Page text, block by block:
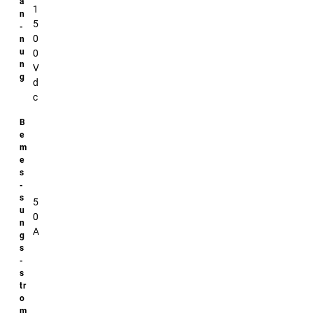
1
5
0
0
V
d
c
5
0
A